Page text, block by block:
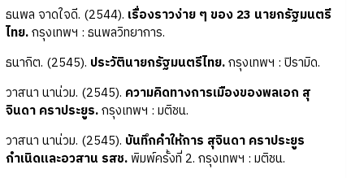
ธนพล จาดใจดี. (2544). เรื่องราวง่าย ๆ ของ 23 นายกรัฐมนตรี
ไทย.กรุงเทพฯ : ธนพลวิทยาการ.
ธนากิต. (2545). ประวัตินายกรัฐมนตรีไทย.กรุงเทพฯ : ปิรามิด.
วาสนา นาน่วม. (2545). ความคิดทางการเมืองของพลเอก สุ
จินดา คราประยูร.กรุงเทพฯ : มติชน.
วาสนา นาน่วม. (2545). บันทึกคำให้การ สุจินดา คราประยูร
กำเนิดและอวสาน รสช.พิมพ์ครั้งที่ 2. กรุงเทพฯ : มติชน.